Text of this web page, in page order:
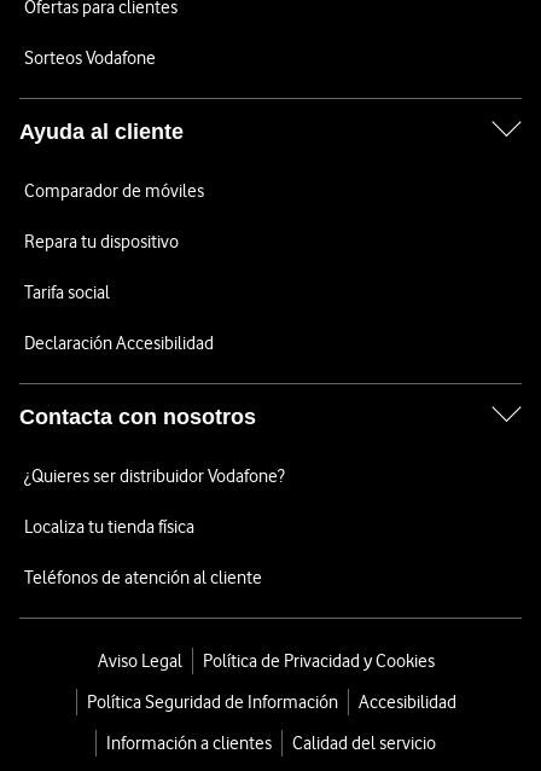
Ofertas para clientes
Sorteos Vodafone
Ayuda al cliente
Comparador de móviles
Repara tu dispositivo
Tarifa social
Declaración Accesibilidad
Contacta con nosotros
¿Quieres ser distribuidor Vodafone?
Localiza tu tienda física
Teléfonos de atención al cliente
Aviso Legal
Política de Privacidad y Cookies
Política Seguridad de Información
Accesibilidad
Información a clientes
Calidad del servicio